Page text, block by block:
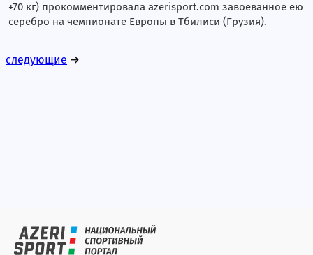
+70 кг) прокомментировала azerisport.com завоеванное ею
серебро на чемпионате Европы в Тбилиси (Грузия).
следующие →